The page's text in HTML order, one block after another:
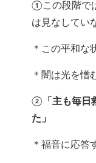
①この段階で
は見なしてい
＊この平和な
＊闇は光を憎
② 「主も毎
た」
＊福音に応答